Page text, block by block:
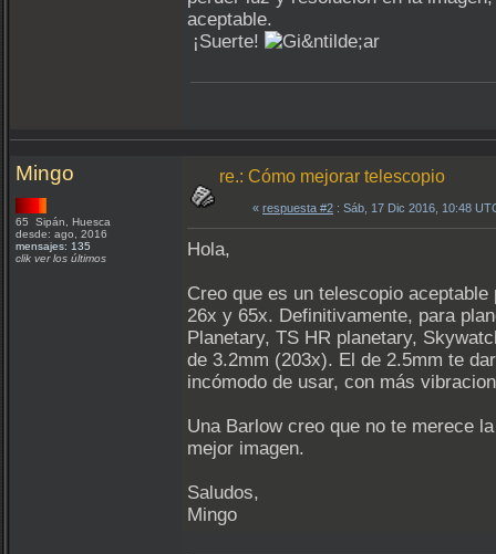
aceptable.
¡Suerte!
Mingo
65 Sipán, Huesca
desde: ago, 2016
mensajes: 135
clik ver los últimos
re.: Cómo mejorar telescopio
« respuesta #2 : Sáb, 17 Dic 2016, 10:48
Hola,
Creo que es un telescopio
26x y 65x. Definitivamente, para
Planetary, TS HR planetary,
de 3.2mm (203x). El de 2.5mm te
incómodo de usar, con más
Una Barlow creo que no te merece
mejor imagen.
Saludos,
Mingo